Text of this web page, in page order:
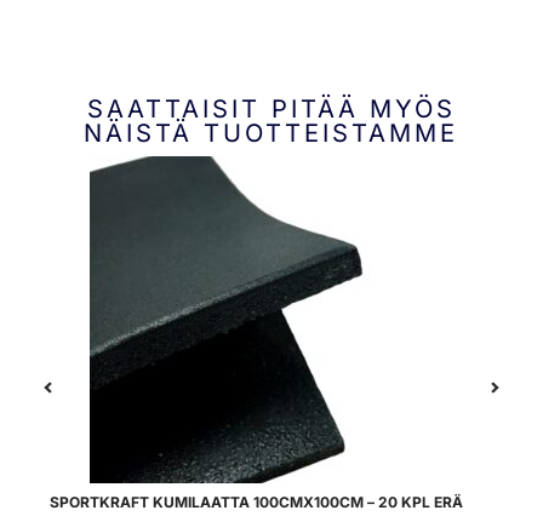
SAATTAISIT PITÄÄ MYÖS
NÄISTÄ TUOTTEISTAMME
SPORTKRAFT KUMILAATTA 100CMX100CM – 20 KPL ERÄ